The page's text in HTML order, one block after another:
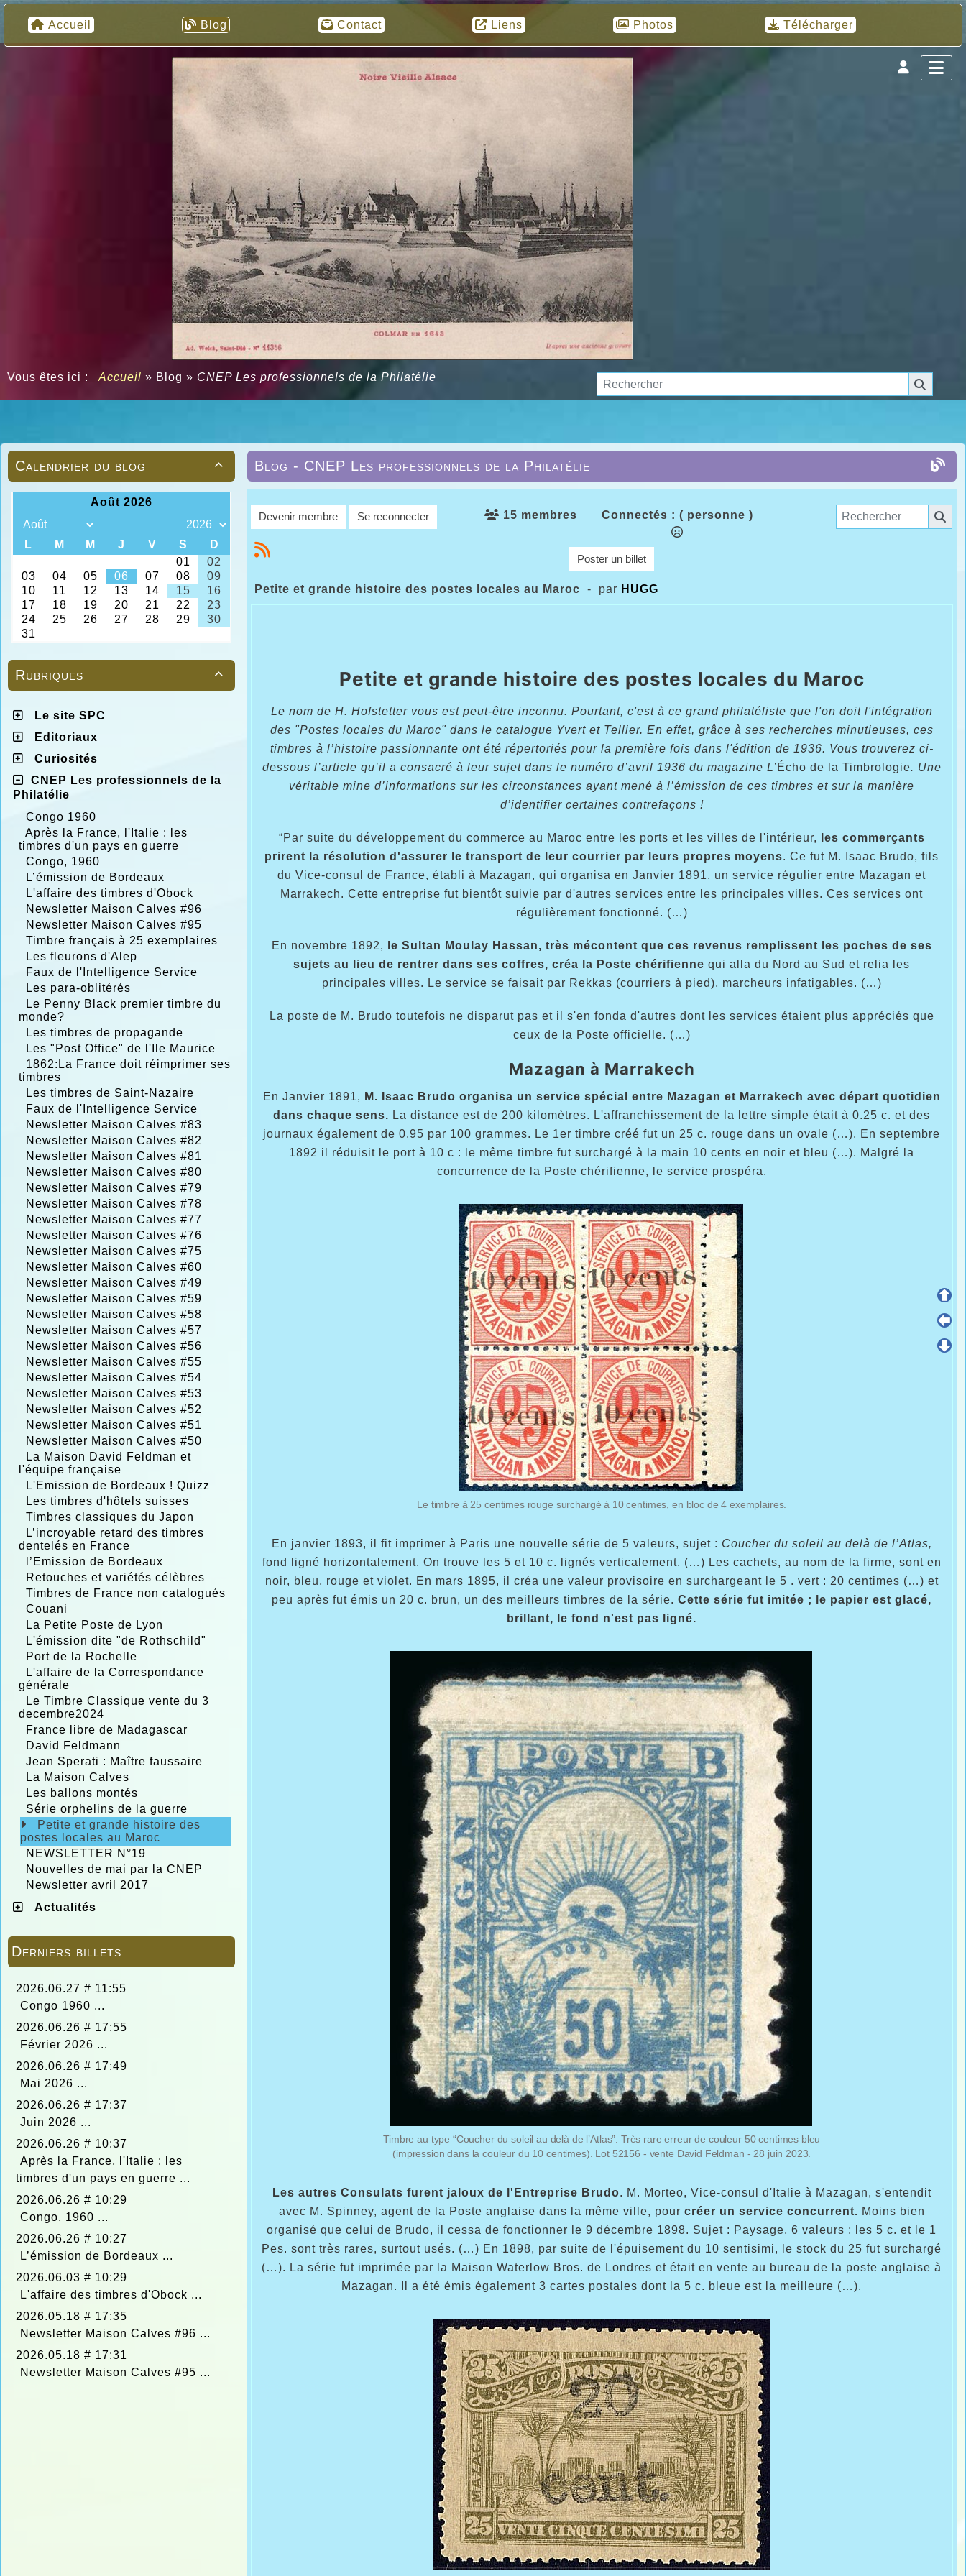
Accueil Blog Contact Liens Photos Télécharger
Vous êtes ici : Accueil » Blog » CNEP Les professionnels de la Philatélie

Calendrier du blog

Rubriques
Le site SPC
Editoriaux
Curiosités
CNEP Les professionnels de la
Philatélie
Congo 1960
Après la France, l'Italie : les
timbres d'un pays en guerre
Congo, 1960
L’émission de Bordeaux
L'affaire des timbres d'Obock
Newsletter Maison Calves #96
Newsletter Maison Calves #95
Timbre français à 25 exemplaires
Les fleurons d'Alep
Faux de l'Intelligence Service
Les para-oblitérés
Le Penny Black premier timbre du
monde?
Les timbres de propagande
Les "Post Office" de l'Ile Maurice
1862:La France doit réimprimer ses
timbres
Les timbres de Saint-Nazaire
Faux de l'Intelligence Service
Newsletter Maison Calves #83
Newsletter Maison Calves #82
Newsletter Maison Calves #81
Newsletter Maison Calves #80
Newsletter Maison Calves #79
Newsletter Maison Calves #78
Newsletter Maison Calves #77
Newsletter Maison Calves #76
Newsletter Maison Calves #75
Newsletter Maison Calves #60
Newsletter Maison Calves #49
Newsletter Maison Calves #59
Newsletter Maison Calves #58
Newsletter Maison Calves #57
Newsletter Maison Calves #56
Newsletter Maison Calves #55
Newsletter Maison Calves #54
Newsletter Maison Calves #53
Newsletter Maison Calves #52
Newsletter Maison Calves #51
Newsletter Maison Calves #50
La Maison David Feldman et
l'équipe française
L'Emission de Bordeaux ! Quizz
Les timbres d'hôtels suisses
Timbres classiques du Japon
L’incroyable retard des timbres
dentelés en France
l’Emission de Bordeaux
Retouches et variétés célèbres
Timbres de France non catalogués
Couani
La Petite Poste de Lyon
L'émission dite "de Rothschild"
Port de la Rochelle
L'affaire de la Correspondance
générale
Le Timbre Classique vente du 3
decembre2024
France libre de Madagascar
David Feldmann
Jean Sperati : Maître faussaire
La Maison Calves
Les ballons montés
Série orphelins de la guerre
Petite et grande histoire des
postes locales au Maroc
NEWSLETTER N°19
Nouvelles de mai par la CNEP
Newsletter avril 2017
Actualités
Derniers billets
2026.06.27 # 11:55
Congo 1960 ...
2026.06.26 # 17:55
Février 2026 ...
2026.06.26 # 17:49
Mai 2026 ...
2026.06.26 # 17:37
Juin 2026 ...
2026.06.26 # 10:37
Après la France, l'Italie : les
timbres d'un pays en guerre ...
2026.06.26 # 10:29
Congo, 1960 ...
2026.06.26 # 10:27
L’émission de Bordeaux ...
2026.06.03 # 10:29
L'affaire des timbres d'Obock ...
2026.05.18 # 17:35
Newsletter Maison Calves #96 ...
2026.05.18 # 17:31
Newsletter Maison Calves #95 ...
Blog - CNEP Les professionnels de la Philatélie
Devenir membre Se reconnecter 15 membres Connectés : ( personne )
Poster un billet
Petite et grande histoire des postes locales au Maroc - par HUGG
Petite et grande histoire des postes locales du Maroc
Le nom de H. Hofstetter vous est peut-être inconnu. Pourtant, c'est à ce grand philatéliste que l'on doit l'intégration
des "Postes locales du Maroc" dans le catalogue Yvert et Tellier. En effet, grâce à ses recherches minutieuses, ces
timbres à l’histoire passionnante ont été répertoriés pour la première fois dans l'édition de 1936. Vous trouverez ci-
dessous l’article qu’il a consacré à leur sujet dans le numéro d’avril 1936 du magazine L’Écho de la Timbrologie. Une
véritable mine d’informations sur les circonstances ayant mené à l’émission de ces timbres et sur la manière
d’identifier certaines contrefaçons !
“Par suite du développement du commerce au Maroc entre les ports et les villes de l'intérieur,
les commerçants
prirent la résolution d'assurer le transport de leur courrier par leurs propres moyens. Ce fut M. Isaac Brudo, fils
du Vice-consul de France, établi à Mazagan, qui organisa en Janvier 1891, un service régulier entre Mazagan et
Marrakech. Cette entreprise fut bientôt suivie par d'autres services entre les principales villes. Ces services ont
régulièrement fonctionné. (…)
En novembre 1892,
le Sultan Moulay Hassan, très mécontent que ces revenus remplissent les poches de ses
sujets au lieu de rentrer dans ses coffres, créa la Poste chérifienne qui alla du Nord au Sud et relia les
principales villes. Le service se faisait par Rekkas (courriers à pied), marcheurs infatigables. (…)
La poste de M. Brudo toutefois ne disparut pas et il s'en fonda d'autres dont les services étaient plus appréciés que
ceux de la Poste officielle. (…)
Mazagan à Marrakech
En Janvier 1891, M. Isaac Brudo organisa un service spécial entre Mazagan et Marrakech avec départ quotidien
dans chaque sens. La distance est de 200 kilomètres. L'affranchissement de la lettre simple était à 0.25 c. et des
journaux également de 0.95 par 100 grammes. Le 1er timbre créé fut un 25 c. rouge dans un ovale (…). En septembre
1892 il réduisit le port à 10 c : le même timbre fut surchargé à la main 10 cents en noir et bleu (…). Malgré la
concurrence de la Poste chérifienne, le service prospéra.
Le timbre à 25 centimes rouge surchargé à 10 centimes, en bloc de 4 exemplaires.
En janvier 1893, il fit imprimer à Paris une nouvelle série de 5 valeurs, sujet : Coucher du soleil au delà de l’Atlas,
fond ligné horizontalement. On trouve les 5 et 10 c. lignés verticalement. (…) Les cachets, au nom de la firme, sont en
noir, bleu, rouge et violet. En mars 1895, il créa une valeur provisoire en surchargeant le 5 . vert : 20 centimes (…) et
peu après fut émis un 20 c. brun, un des meilleurs timbres de la série.Cette série fut imitée ; le papier est glacé,
brillant, le fond n'est pas ligné.
Timbre au type “Coucher du soleil au delà de l’Atlas”. Très rare erreur de couleur 50 centimes bleu
(impression dans la couleur du 10 centimes). Lot 52156 - vente David Feldman - 28 juin 2023.
Les autres Consulats furent jaloux de l'Entreprise Brudo. M. Morteo, Vice-consul d'Italie à Mazagan, s'entendit
avec M. Spinney, agent de la Poste anglaise dans la même ville, pour créer un service concurrent. Moins bien
organisé que celui de Brudo, il cessa de fonctionner le 9 décembre 1898. Sujet : Paysage, 6 valeurs ; les 5 c. et le 1
Pes. sont très rares, surtout usés. (…) En 1898, par suite de l'épuisement du 10 sentisimi, le stock du 25 fut surchargé
(…). La série fut imprimée par la Maison Waterlow Bros. de Londres et était en vente au bureau de la poste anglaise à
Mazagan. Il a été émis également 3 cartes postales dont la 5 c. bleue est la meilleure (…).